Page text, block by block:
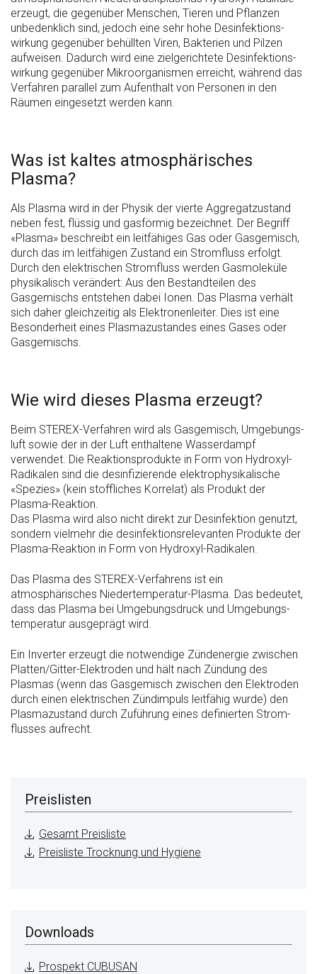
erzeugt, die gegenüber Menschen, Tieren und Pflanzen
unbedenklich sind, jedoch eine sehr hohe Desinfektions­
wirkung gegenüber behüllten Viren, Bakterien und Pilzen
aufweisen. Dadurch wird eine zielgerichtete Desinfektions­
wirkung gegenüber Mikro­organismen erreicht, während das
Verfahren parallel zum Aufenthalt von Personen in den
Räumen eingesetzt werden kann.
Was ist kaltes atmosphärisches
Plasma?
Als Plasma wird in der Physik der vierte Aggregatzustand
neben fest, flüssig und gasförmig bezeichnet. Der Begriff
«Plasma» beschreibt ein leitfähiges Gas oder Gasgemisch,
durch das im leitfähigen Zustand ein Stromfluss erfolgt.
Durch den elektrischen Stromfluss werden Gasmoleküle
physikalisch verändert: Aus den Bestandteilen des
Gasgemischs entstehen dabei Ionen. Das Plasma verhält
sich daher gleichzeitig als Elektronenleiter. Dies ist eine
Besonderheit eines Plasma­zustandes eines Gases oder
Gasgemischs.
Wie wird dieses Plasma erzeugt?
Beim STEREX-Verfahren wird als Gas­gemisch, Umgebungs­
luft sowie der in der Luft enthaltene Wasserdampf
verwendet. Die Reaktions­produkte in Form von Hydroxyl-
Radikalen sind die desinfizierende elektro­physikalische
«Spezies» (kein stoffliches Korrelat) als Produkt der
Plasma-Reaktion.
Das Plasma wird also nicht direkt zur Desinfektion genutzt,
sondern vielmehr die desinfektions­relevanten Produkte der
Plasma-Reaktion in Form von Hydroxyl-Radikalen.
Das Plasma des STEREX-Verfahrens ist ein
atmosphärisches Niedertemperatur-Plasma. Das bedeutet,
dass das Plasma bei Umgebungs­druck und Umgebungs­
temperatur ausgeprägt wird.
Ein Inverter erzeugt die notwendige Zündenergie zwischen
Platten/Gitter-Elektroden und hält nach Zündung des
Plasmas (wenn das Gasgemisch zwischen den Elektroden
durch einen elektrischen Zündimpuls leitfähig wurde) den
Plasma­zustand durch Zuführung eines definierten Strom­
flusses aufrecht.
Preislisten
Gesamt Preisliste
Preisliste Trocknung und Hygiene
Downloads
Prospekt CUBUSAN